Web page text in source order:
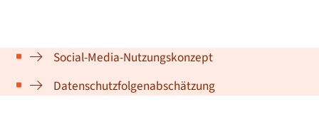
Social-Media-Nutzungskonzept
Datenschutzfolgenabschätzung